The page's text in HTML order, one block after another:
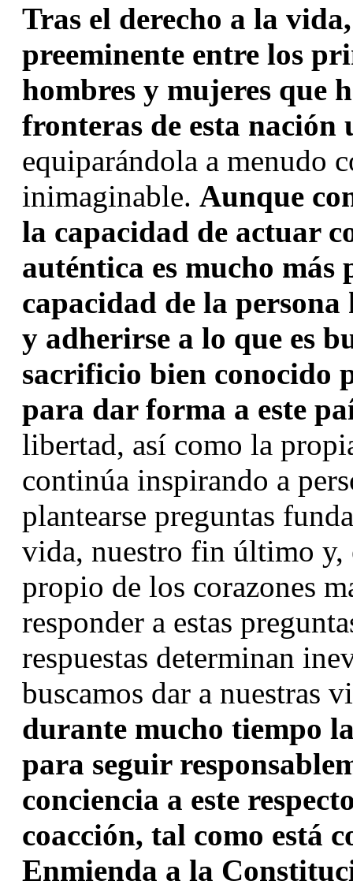
Tras el derecho a la
preeminente entre los
hombres y mujeres que
fronteras de esta nación
equiparándola a menudo
inimaginable. Aunque
la capacidad de actuar
auténtica es mucho
capacidad de la
y adherirse a lo que es
sacrificio bien conocido
para dar forma a este
libertad, así como la
continúa inspirando a
plantearse preguntas
vida, nuestro fin último
propio de los corazones
responder a estas
respuestas determinan
buscamos dar a nuestras
durante mucho tiempo
para seguir
conciencia a este
coacción, tal como está
Enmienda a la